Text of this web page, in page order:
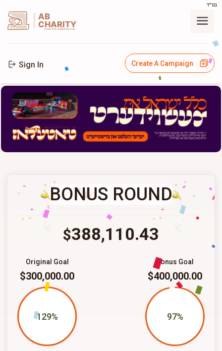
בס"ד
AB
CHARITY
powerd by ahblicklive.com
Sign In Create A Campaign
BONUS ROUND
$388,110.43
Bonus Goal
$400,000.00
97%
Original Goal
$300,000.00
129%